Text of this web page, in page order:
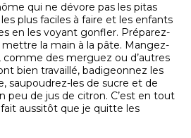
qui ne dévore pas les pitas
les plus faciles à faire et les enfants
en les voyant gonfler. Préparez-
la main à la pâte. Mangez-
des merguez ou d’autres
bien travaillé, badigeonnez les
saupoudrez-les de sucre et de
peu de jus de citron. C’est en tout
aussitôt que je quitte les